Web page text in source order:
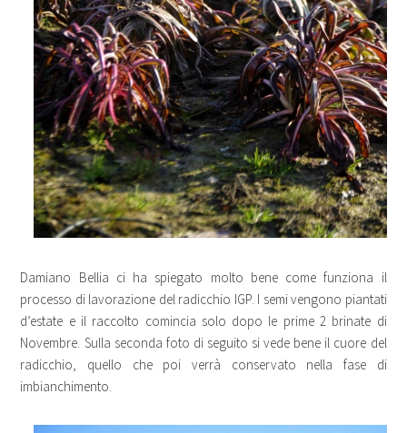
Damiano Bellia ci ha spiegato molto bene come funziona il
processo di lavorazione del radicchio IGP. I semi vengono piantati
d’estate e il raccolto comincia solo dopo le prime 2 brinate di
Novembre. Sulla seconda foto di seguito si vede bene il cuore del
radicchio, quello che poi verrà conservato nella fase di
imbianchimento.